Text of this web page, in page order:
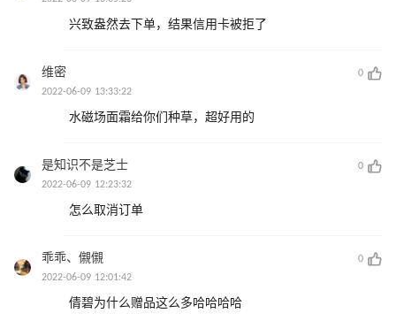
兴致盎然去下单，结果信用卡被拒了
维密
0
2022-06-09 13:33:22
水磁场面霜给你们种草，超好用的
是知识不是芝士
0
2022-06-09 12:23:32
怎么取消订单
乖乖、儭儭
0
2022-06-09 12:01:42
倩碧为什么赠品这么多哈哈哈哈